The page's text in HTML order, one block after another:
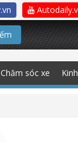
Chăm sóc xe